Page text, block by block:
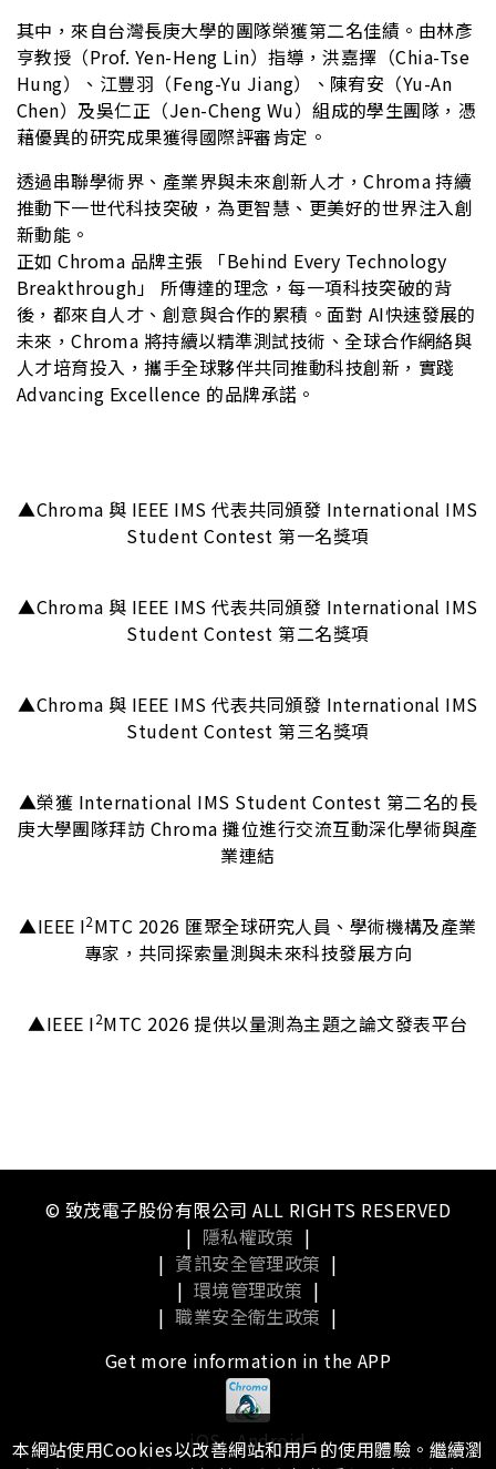
其中，來自台灣長庚大學的團隊榮獲第二名佳績。由林彥
亨教授（Prof. Yen-Heng Lin）指導，洪嘉擇（Chia-Tse
Hung）、江豐羽（Feng-Yu Jiang）、陳宥安（Yu-An
Chen）及吳仁正（Jen-Cheng Wu）組成的學生團隊，憑
藉優異的研究成果獲得國際評審肯定。
透過串聯學術界、產業界與未來創新人才，Chroma 持續
推動下一世代科技突破，為更智慧、更美好的世界注入創
新動能。
正如 Chroma 品牌主張 「Behind Every Technology
Breakthrough」 所傳達的理念，每一項科技突破的背
後，都來自人才、創意與合作的累積。面對 AI快速發展的
未來，Chroma 將持續以精準測試技術、全球合作網絡與
人才培育投入，攜手全球夥伴共同推動科技創新，實踐
Advancing Excellence 的品牌承諾。
▲Chroma 與 IEEE IMS 代表共同頒發 International IMS
Student Contest 第一名獎項
▲Chroma 與 IEEE IMS 代表共同頒發 International IMS
Student Contest 第二名獎項
▲Chroma 與 IEEE IMS 代表共同頒發 International IMS
Student Contest 第三名獎項
▲榮獲 International IMS Student Contest 第二名的長
庚大學團隊拜訪 Chroma 攤位進行交流互動深化學術與產
業連結
▲IEEE I2MTC 2026 匯聚全球研究人員、學術機構及產業
專家，共同探索量測與未來科技發展方向
▲IEEE I2MTC 2026 提供以量測為主題之論文發表平台
© 致茂電子股份有限公司 ALL RIGHTS RESERVED
| 隱私權政策 |
| 資訊安全管理政策 |
| 環境管理政策 |
| 職業安全衛生政策 |
Get more information in the APP
iOS Android
本網站使用Cookies以改善網站和用戶的使用體驗。繼續瀏